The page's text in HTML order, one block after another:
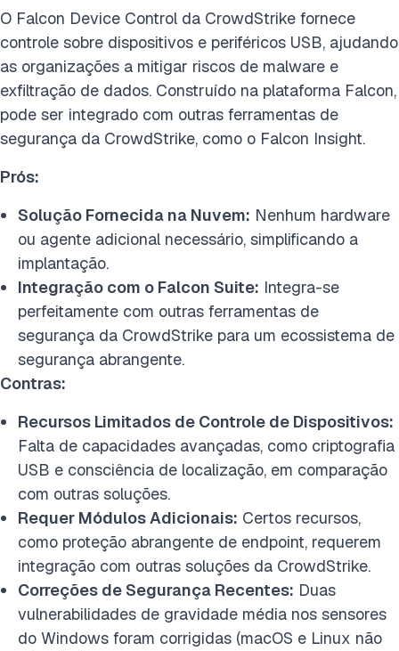
O Falcon Device Control da CrowdStrike fornece
controle sobre dispositivos e periféricos USB, ajudando
as organizações a mitigar riscos de malware e
exfiltração de dados. Construído na plataforma Falcon,
pode ser integrado com outras ferramentas de
segurança da CrowdStrike, como o Falcon Insight.
Prós:
Solução Fornecida na Nuvem: Nenhum hardware
ou agente adicional necessário, simplificando a
implantação.
Integração com o Falcon Suite: Integra-se
perfeitamente com outras ferramentas de
segurança da CrowdStrike para um ecossistema de
segurança abrangente.
Contras:
Recursos Limitados de Controle de Dispositivos:
Falta de capacidades avançadas, como criptografia
USB e consciência de localização, em comparação
com outras soluções.
Requer Módulos Adicionais: Certos recursos,
como proteção abrangente de endpoint, requerem
integração com outras soluções da CrowdStrike.
Correções de Segurança Recentes: Duas
vulnerabilidades de gravidade média nos sensores
do Windows foram corrigidas (macOS e Linux não